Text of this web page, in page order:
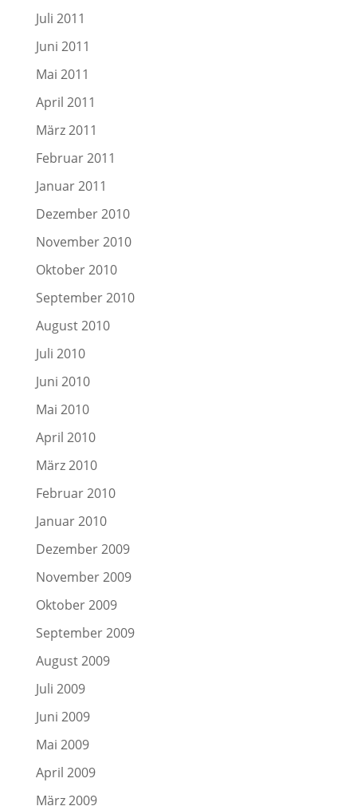
Juli 2011
Juni 2011
Mai 2011
April 2011
März 2011
Februar 2011
Januar 2011
Dezember 2010
November 2010
Oktober 2010
September 2010
August 2010
Juli 2010
Juni 2010
Mai 2010
April 2010
März 2010
Februar 2010
Januar 2010
Dezember 2009
November 2009
Oktober 2009
September 2009
August 2009
Juli 2009
Juni 2009
Mai 2009
April 2009
März 2009